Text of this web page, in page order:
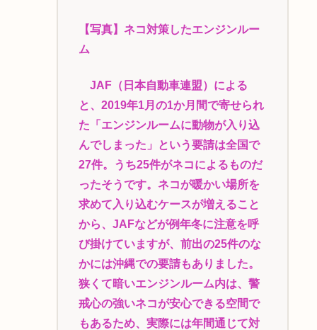
【写真】ネコ対策したエンジンルー
ム
JAF（日本自動車連盟）による
と、2019年1月の1か月間で寄せられ
た「エンジンルームに動物が入り込
んでしまった」という要請は全国で
27件。うち25件がネコによるものだ
ったそうです。ネコが暖かい場所を
求めて入り込むケースが増えること
から、JAFなどが例年冬に注意を呼
び掛けていますが、前出の25件のな
かには沖縄での要請もありました。
狭くて暗いエンジンルーム内は、警
戒心の強いネコが安心できる空間で
もあるため、実際には年間通じて対